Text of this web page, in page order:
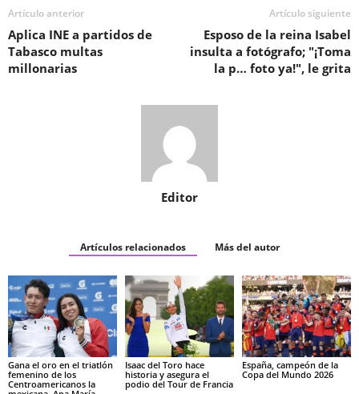
Artículo anterior
Aplica INE a partidos de
Tabasco multas
millonarias
Artículo siguiente
Esposo de la reina Isabel
insulta a fotógrafo; "¡Toma
la p… foto ya!", le grita
Editor
Artículos relacionados Más del autor
Gana el oro en el triatlón
femenino de los
Centroamericanos la
Isaac del Toro hace
historia y asegura el
podio del Tour de Francia
España, campeón de la
Copa del Mundo 2026